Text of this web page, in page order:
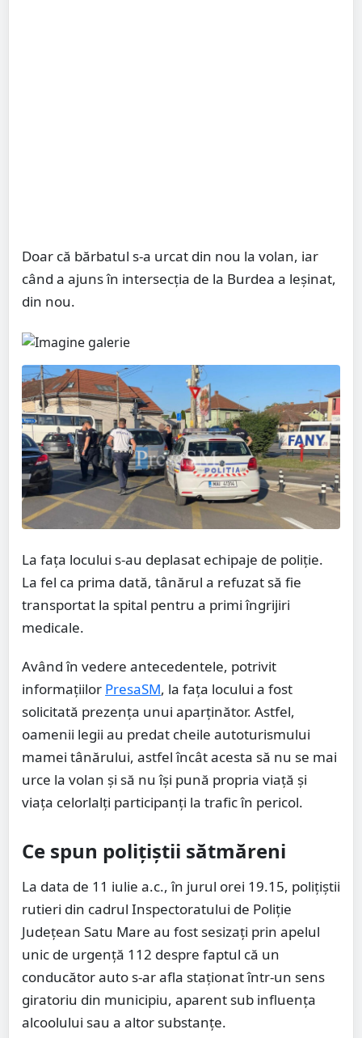
Doar că bărbatul s-a urcat din nou la volan, iar
când a ajuns în intersecția de la Burdea a leșinat,
din nou.
La fața locului s-au deplasat echipaje de poliție.
La fel ca prima dată, tânărul a refuzat să fie
transportat la spital pentru a primi îngrijiri
medicale.
Având în vedere antecedentele, potrivit
informațiilor PresaSM, la fața locului a fost
solicitată prezența unui aparținător. Astfel,
oamenii legii au predat cheile autoturismului
mamei tânărului, astfel încât acesta să nu se mai
urce la volan și să nu își pună propria viață și
viața celorlalți participanți la trafic în pericol.
Ce spun polițiștii sătmăreni
La data de 11 iulie a.c., în jurul orei 19.15, polițiștii
rutieri din cadrul Inspectoratului de Poliție
Județean Satu Mare au fost sesizați prin apelul
unic de urgență 112 despre faptul că un
conducător auto s-ar afla staționat într-un sens
giratoriu din municipiu, aparent sub influența
alcoolului sau a altor substanțe.